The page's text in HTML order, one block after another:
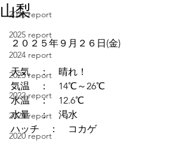
2026 report
2025 report
2024 report
2023 report
2022 report
2021 report
2020 report
山梨
２０２５年９月２６日(金)
天気　：　晴れ！
気温　：　14℃～26℃
水温　：　12.6℃
水量　：　渇水
ハッチ　：　コカゲ